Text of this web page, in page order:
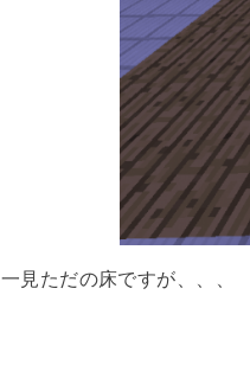
一見ただの床ですが、、、